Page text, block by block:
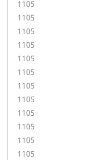
1105
1105
1105
1105
1105
1105
1105
1105
1105
1105
1105
1105